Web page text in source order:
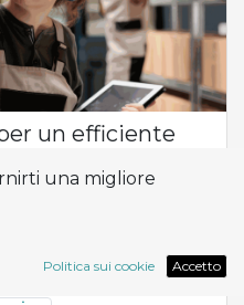
un efficiente
ottimizzare l'efficienza e la
e logistica? Al
una migliore
Politica sui cookie Accetto